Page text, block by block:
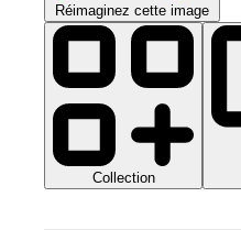
Réimaginez cette image
Collection